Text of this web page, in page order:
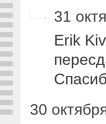
31
Erik
30